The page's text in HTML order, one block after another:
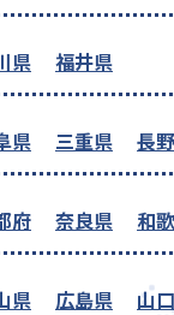
県 福井県
県 三重県 長
府 奈良県 和
県 広島県 山